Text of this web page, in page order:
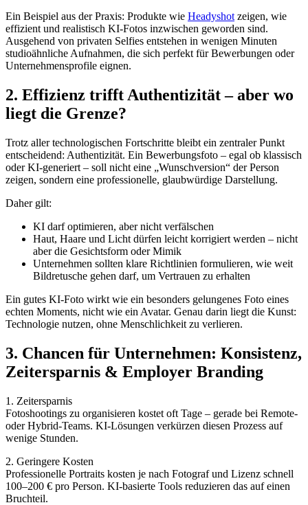
Ein Beispiel aus der Praxis: Produkte wie Headyshot zeigen, wie
effizient und realistisch KI-Fotos inzwischen geworden sind.
Ausgehend von privaten Selfies entstehen in wenigen Minuten
studioähnliche Aufnahmen, die sich perfekt für Bewerbungen oder
Unternehmensprofile eignen.
2. Effizienz trifft Authentizität – aber wo
liegt die Grenze?
Trotz aller technologischen Fortschritte bleibt ein zentraler Punkt
entscheidend: Authentizität. Ein Bewerbungsfoto – egal ob klassisch
oder KI-generiert – soll nicht eine „Wunschversion“ der Person
zeigen, sondern eine professionelle, glaubwürdige Darstellung.
Daher gilt:
KI darf optimieren, aber nicht verfälschen
Haut, Haare und Licht dürfen leicht korrigiert werden – nicht
aber die Gesichtsform oder Mimik
Unternehmen sollten klare Richtlinien formulieren, wie weit
Bildretusche gehen darf, um Vertrauen zu erhalten
Ein gutes KI-Foto wirkt wie ein besonders gelungenes Foto eines
echten Moments, nicht wie ein Avatar. Genau darin liegt die Kunst:
Technologie nutzen, ohne Menschlichkeit zu verlieren.
3. Chancen für Unternehmen: Konsistenz,
Zeitersparnis & Employer Branding
1. Zeitersparnis
Fotoshootings zu organisieren kostet oft Tage – gerade bei Remote-
oder Hybrid-Teams. KI-Lösungen verkürzen diesen Prozess auf
wenige Stunden.
2. Geringere Kosten
Professionelle Portraits kosten je nach Fotograf und Lizenz schnell
100–200 € pro Person. KI-basierte Tools reduzieren das auf einen
Bruchteil.